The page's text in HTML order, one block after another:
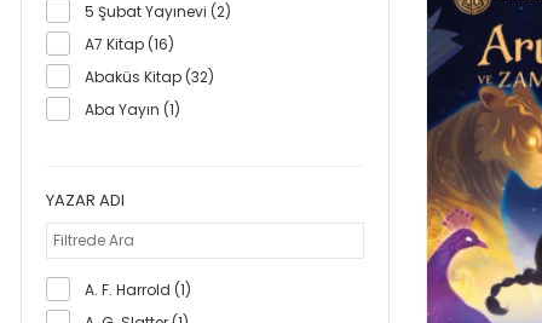
5 Şubat Yayınevi (2)
A7 Kitap (16)
Abaküs Kitap (32)
Aba Yayın (1)
Abra Kitap (1)
Absam Sağlık Araştırma Merkezi (1)
YAZAR ADI
A. F. Harrold (1)